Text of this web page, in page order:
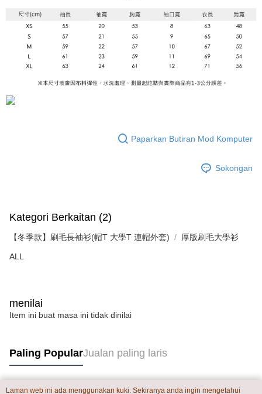
Paparkan Butiran Mod Komputer
Sokongan
Kategori Berkaitan (2)
【冬季款】刷毛長袖衫(帽T 大學T 連帽外套) 厚版刷毛大學衫
ALL
menilai
Item ini buat masa ini tidak dinilai
Paling PopularJualan paling laris
Laman web ini ada menggunakan kuki. Sekiranya anda ingin mengetahui